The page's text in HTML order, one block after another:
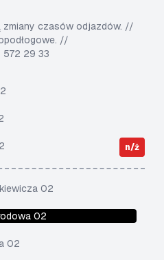
n/ż
02
02
02
zmiany czasów odjazdów. //
//
572 29 33